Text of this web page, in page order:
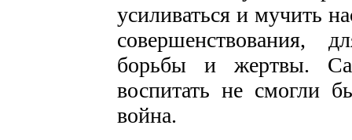
усиливаться и мучить
совершенствования,
борьбы и жертвы.
воспитать не смогли
война.